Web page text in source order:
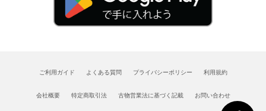
ご利用ガイド よくある質問 プライバシーポリシー 利用規約
会社概要 特定商取引法 古物営業法に基づく記載 お問い合わせ